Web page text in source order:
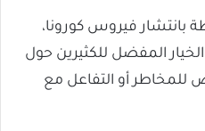
بانتشار فيروس كورونا،
المفضل للكثيرين حول
للمخاطر أو التفاعل مع